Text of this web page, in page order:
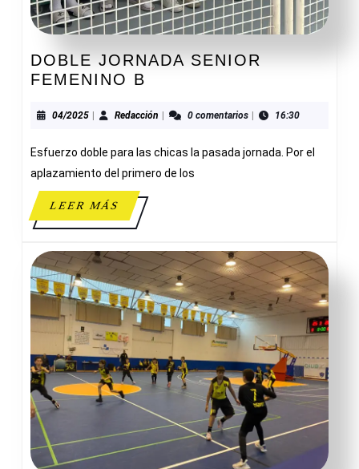
DOBLE JORNADA SENIOR
FEMENINO B
SENIOR
B
04/202504/2025Redacción Redacción0 comentarios 16:30
Esfuerzo doble para las chicas la pasada jornada. Por el
aplazamiento del primero de los
LEER MÁSLEER
MÁS